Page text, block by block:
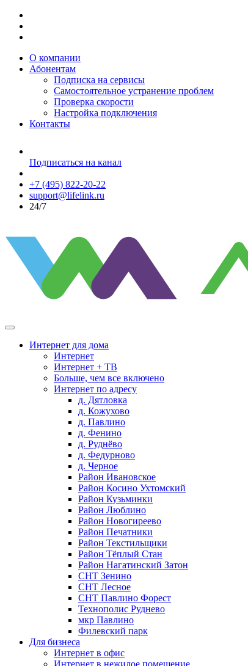
О компании
Абонентам
Подписка на сервисы
Самостоятельное устранение проблем
Проверка скорости
Настройка подключения
Контакты
Подписаться на канал
+7 (495) 822-20-22
support@lifelink.ru
24/7
Интернет для дома
Интернет
Интернет + ТВ
Больше, чем все включено
Интернет по адресу
д. Дятловка
д. Кожухово
д. Павлино
д. Фенино
д. Руднёво
д. Федурново
д. Черное
Район Ивановское
Район Косино Ухтомский
Район Кузьминки
Район Люблино
Район Новогиреево
Район Печатники
Район Текстильщики
Район Тёплый Стан
Район Нагатинский Затон
СНТ Зенино
СНТ Лесное
СНТ Павлино Форест
Технополис Руднево
мкр Павлино
Филевский парк
Для бизнеса
Интернет в офис